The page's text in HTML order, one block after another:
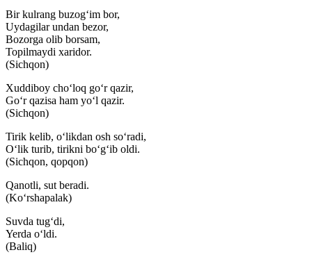
Bir kulrang buzog‘im bor,
Uydagilar undan bezor,
Bozorga olib borsam,
Topilmaydi xaridor.
(Sichqon)
Xuddiboy cho‘loq go‘r qazir,
Go‘r qazisa ham yo‘l qazir.
(Sichqon)
Tirik kelib, o‘likdan osh so‘radi,
O‘lik turib, tirikni bo‘g‘ib oldi.
(Sichqon, qopqon)
Qanotli, sut beradi.
(Ko‘rshapalak)
Suvda tug‘di,
Yerda o‘ldi.
(Baliq)